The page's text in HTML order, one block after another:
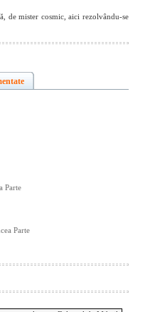
de mister cosmic, aici rezolvându-se
Parte
Parte